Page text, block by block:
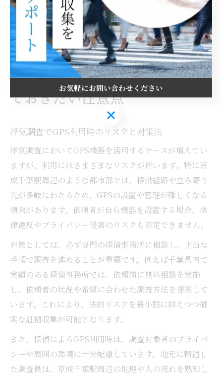
います。
もしGPSのバレが心配なら知っ
ておきたい注意点
浮気調査でGPS利用時のリスクと対策法
浮気調査においてGPS機器を活用するケースが増えてい
ますが、利用にはさまざまなリスクが伴います。特に京
成千葉駅周辺のような都市部では、移動経路や立ち寄り
先が多岐にわたるため、GPSの設置や管理が難しくなる
傾向があります。依頼者が自ら機器を設置する場合、法
律違反やプライバシー侵害のリスクも否定できません。
対策としては、必ず専門の探偵事務所に相談し、正当な
手順で調査を進めることが重要です。例えば千葉県内で
実績のある探偵事務所では、依頼前に無料相談を実施
し、依頼者の状況や希望に合わせた調査方法を提案して
います。これにより、法的リスクを最小限に抑えつつ確
実な証拠収集が可能となります。
また、探偵によるGPS利用時は、調査対象者のプライバ
シーや周囲の環境に十分配慮しています。地元に精通し
た調査員は、京成千葉駅周辺の地理や人の流れを熟知し
お気軽にお問い合わせください
お気軽にお問い合わせください